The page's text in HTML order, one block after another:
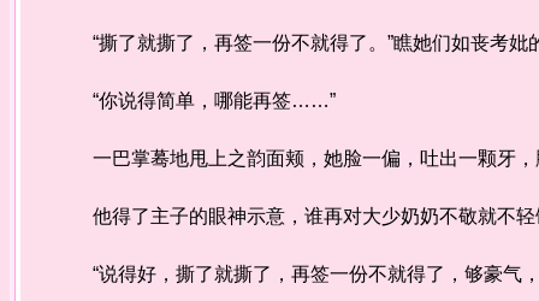
“撕了就撕了，再签一份不就得了。”瞧她们如丧考妣
“你说得简单，哪能再签……”
一巴掌蓦地甩上之韵面颊，她脸一偏，吐出一颗牙，
他得了主子的眼神示意，谁再对大少奶奶不敬就不轻
“说得好，撕了就撕了，再签一份不就得了，够豪气